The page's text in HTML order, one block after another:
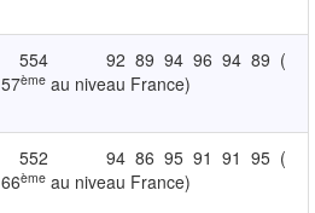
554 92 89 94 96 94 89 (
57èmeau niveau France)
552 94 86 95 91 91 95 (
66èmeau niveau France)